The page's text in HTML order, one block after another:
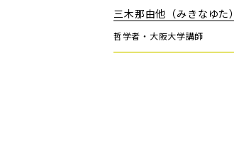
三木那由他（みきなゆた）
哲学者・大阪大学講師